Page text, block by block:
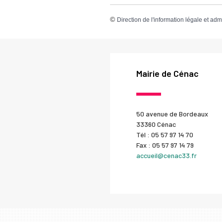
© Direction de l'information légale et
Mairie de Cénac
50 avenue de Bordeaux
33360 Cénac
Tél : 05 57 97 14 70
Fax : 05 57 97 14 79
accueil@cenac33.fr